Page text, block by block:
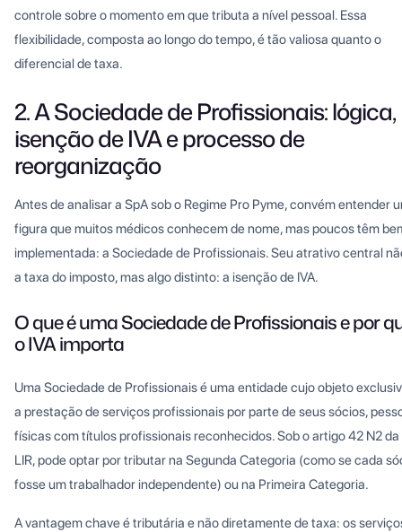
controle sobre o momento em que tributa a nível pessoal. Essa
flexibilidade, composta ao longo do tempo, é tão valiosa quanto o
diferencial de taxa.
2. A Sociedade de Profissionais: lógica,
isenção de IVA e processo de
reorganização
Antes de analisar a SpA sob o Regime Pro Pyme, convém entender
figura que muitos médicos conhecem de nome, mas poucos têm
implementada: a Sociedade de Profissionais. Seu atrativo central
a taxa do imposto, mas algo distinto: a isenção de IVA.
O que é uma Sociedade de Profissionais e por
o IVA importa
Uma Sociedade de Profissionais é uma entidade cujo objeto
a prestação de serviços profissionais por parte de seus sócios,
físicas com títulos profissionais reconhecidos. Sob o artigo 42 N2 da
LIR, pode optar por tributar na Segunda Categoria (como se cada
fosse um trabalhador independente) ou na Primeira Categoria.
A vantagem chave é tributária e não diretamente de taxa: os